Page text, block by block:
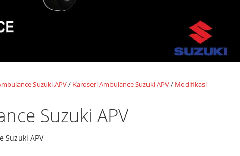
Suzuki APV/ Karoseri Ambulance Suzuki APV/ Modifikasi
Suzuki APV
Suzuki APV